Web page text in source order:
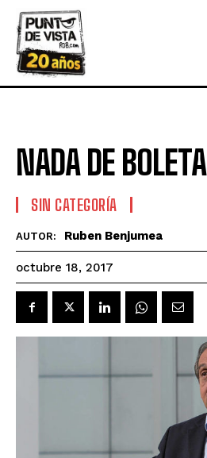
NADA DE BOLETA
SIN CATEGORÍA
AUTOR: Ruben Benjumea
octubre 18, 2017